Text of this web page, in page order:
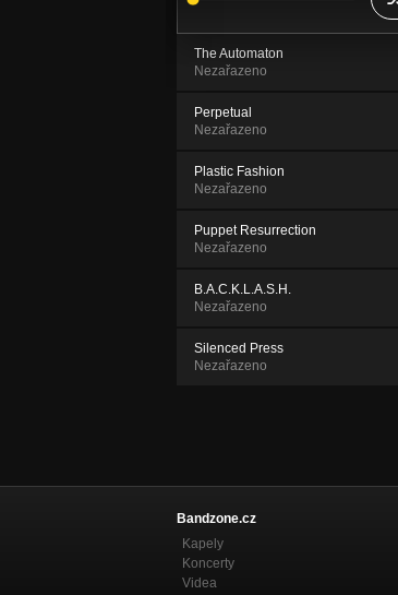
The Automaton
Nezařazeno
Perpetual
Nezařazeno
Plastic Fashion
Nezařazeno
Puppet Resurrection
Nezařazeno
B.A.C.K.L.A.S.H.
Nezařazeno
Silenced Press
Nezařazeno
Bandzone.cz
Kapely
Koncerty
Videa